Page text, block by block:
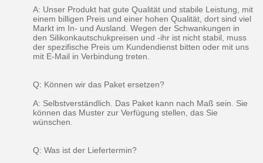
A: Unser Produkt hat gute Qualität und stabile Leistung, mit
einem billigen Preis und einer hohen Qualität, dort sind viel
Markt im In- und Ausland. Wegen der Schwankungen in
den Silikonkautschukpreisen und -ihr ist nicht stabil, muss
der spezifische Preis um Kundendienst bitten oder mit uns
mit E-Mail in Verbindung treten.
Q: Können wir das Paket ersetzen?
A: Selbstverständlich. Das Paket kann nach Maß sein. Sie
können das Muster zur Verfügung stellen, das Sie
wünschen.
Q: Was ist der Liefertermin?